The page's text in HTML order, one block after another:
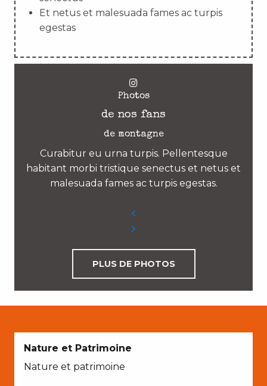
Et netus et malesuada fames ac turpis
egestas
Photos
de nos fans
de montagne
Curabitur eu urna turpis. Pellentesque
habitant morbi tristique senectus et netus et
malesuada fames ac turpis egestas.
PLUS DE PHOTOS
Nature et Patrimoine
Nature et patrimoine